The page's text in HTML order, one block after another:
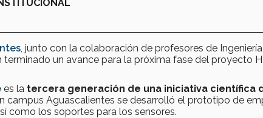
, junto con la colaboración de profesores de
terminado un avance para la próxima fase del proyecto
es la tercera generación de una iniciativa científica
campus Aguascalientes se desarrolló el prototipo de
como los soportes para los sensores.